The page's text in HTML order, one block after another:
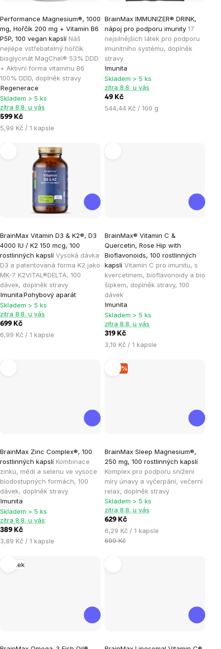
Performance Magnesium®, 1000
mg, Hořčík 200 mg + Vitamín B6
P5P, 100 vegan kapslí Náš
nejlépe vstřebatelný hořčík
bisglycinát MagChel® 53% DDD
+ Aktivní forma vitamínu B6
100% DDD, doplněk stravy
Regenerace
hodnocení
produktu
je
4,9
z
5
hvězdiček.
Skladem > 5 ks
zítra 8.8. u vás
599 Kč
Měrná
5,99 Kč / 1 kapsle
BrainMax IMMUNIZER® DRINK,
nápoj pro podporu imunity 17
nejsilnějších látek pro podporu
imunitního systému, doplněk
stravy
Imunita
hodnocení
produktu
je
4,2
z
5
hvězdiček.
Skladem > 5 ks
zítra 8.8. u vás
49 Kč
Měrná
544,44 Kč / 100 g
BrainMax Vitamin D3 & K2®, D3
4000 IU / K2 150 mcg, 100
rostlinných kapslí Vysoká dávka
D3 a patentovaná forma K2 jako
MK-7 K2VITAL®DELTA, 100
dávek, doplněk stravy
ImunitaPohybový aparát
hodnocení
produktu
je
5,0
z
5
hvězdiček.
Skladem > 5 ks
zítra 8.8. u vás
699 Kč
Měrná
6,99 Kč / 1 kapsle
BrainMax® Vitamin C &
Quercetin, Rose Hip with
Bioflavonoids, 100 rostlinných
kapslí Vitamín C pro imunitu, s
kvercetinem, bioflavonoidy a bio
šípkem, doplněk stravy, 100
dávek
Imunita
hodnocení
produktu
je
5,0
z
5
hvězdiček.
Skladem > 5 ks
zítra 8.8. u vás
319 Kč
Měrná
3,19 Kč / 1 kapsle
BrainMax Zinc Complex®, 100
rostlinných kapslí Kombinace
zinku, mědi a selenu ve vysoce
biodostupných formách, 100
dávek, doplněk stravy
Imunita
hodnocení
produktu
je
4,9
z
5
hvězdiček.
Skladem > 5 ks
zítra 8.8. u vás
389 Kč
Měrná
3,89 Kč / 1 kapsle
–10 %
BrainMax Sleep Magnesium®,
250 mg, 100 rostlinných kapslí
Komplex pro podporu snížení
míry únavy a vyčerpání, večerní
relax, doplněk stravy
hodnocení
produktu
je
4,8
z
5
hvězdiček.
Skladem > 5 ks
zítra 8.8. u vás
629 Kč
Měrná
cena:
6,29 Kč / 1 kapsle
699 Kč
Mozek